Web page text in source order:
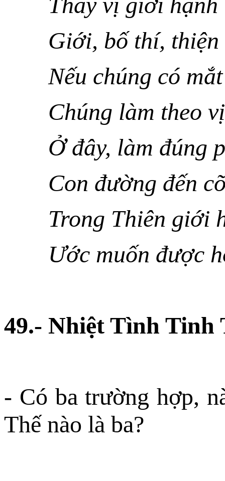
Giới, bố thí, thiện
Nếu chúng có
Chúng làm theo
Ở đây, làm đúng
Con đường đến
Trong Thiên giới
Ước muốn được
49.- Nhiệt Tình Tinh
- Có ba trường hợp,
Thế nào là ba?